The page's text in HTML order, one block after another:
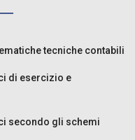
tecniche contabili
di esercizio e
secondo gli schemi